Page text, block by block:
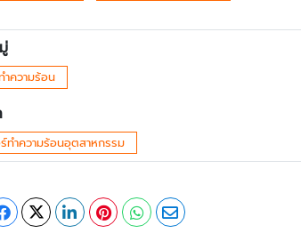
ำความร้อน
ทำความร้อนอุตสาหกรรม